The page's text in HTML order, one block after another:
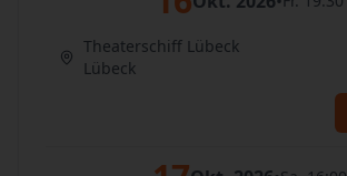
Theaterschiff Lübeck
Lübeck